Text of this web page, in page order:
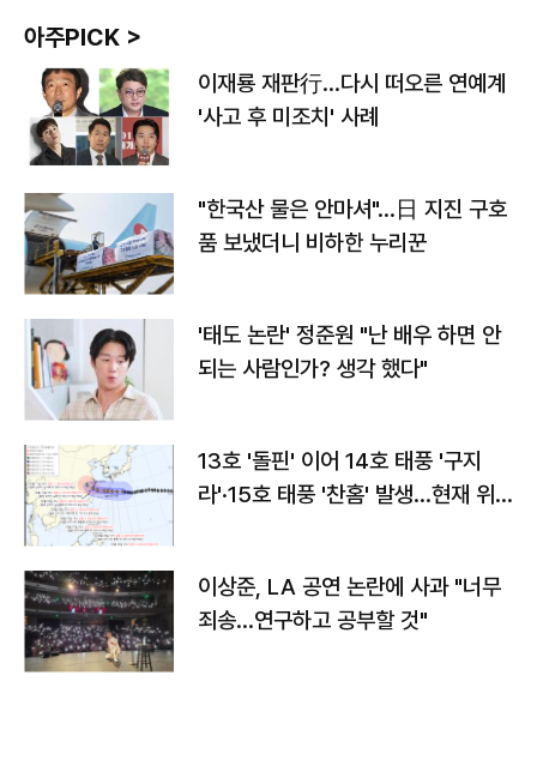
아주PICK >
이재룡 재판行…다시 떠오른 연예계
'사고 후 미조치' 사례
"한국산 물은 안마셔"…日 지진 구호
품 보냈더니 비하한 누리꾼
'태도 논란' 정준원 "난 배우 하면 안
되는 사람인가? 생각 했다"
13호 '돌핀' 이어 14호 태풍 '구지
라'·15호 태풍 '찬홈' 발생…현재 위
이상준, LA 공연 논란에 사과 "너무
죄송…연구하고 공부할 것"